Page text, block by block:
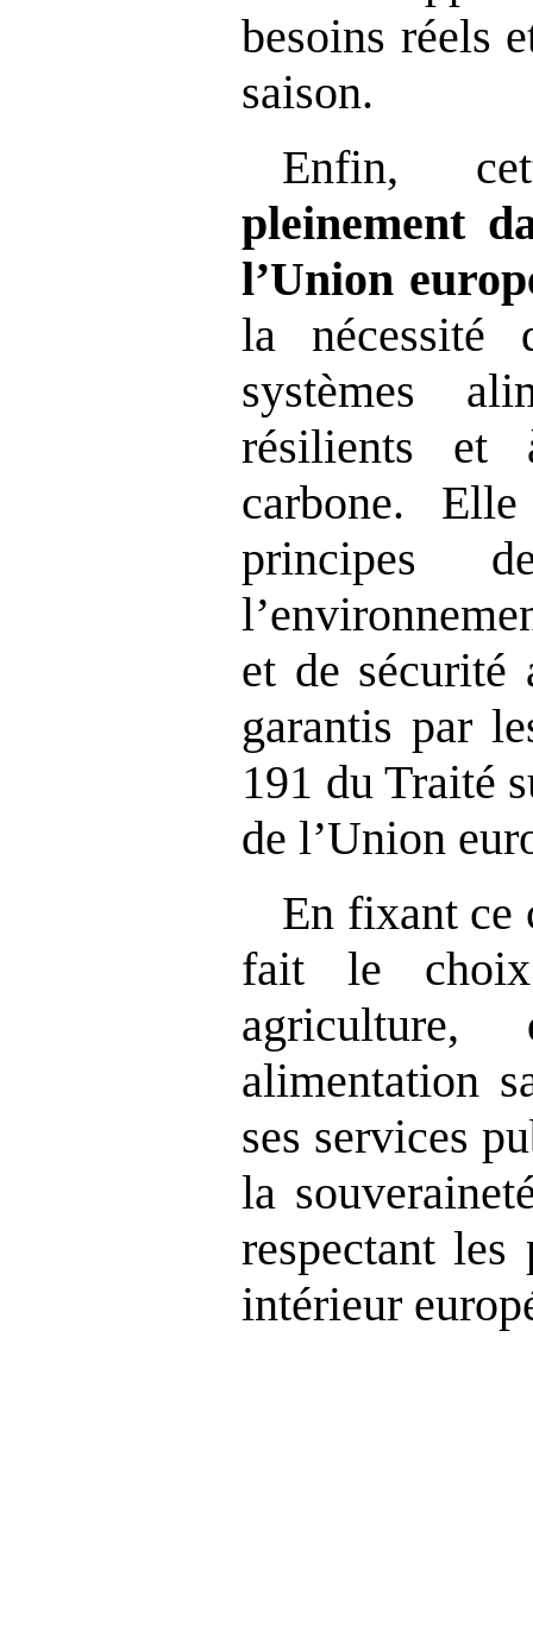
besoins réels
saison.
Enfin,
pleinement
l’Union
la nécessité
systèmes
résilients et
carbone.
principes
et de sécurité
garantis par
191 du Traité
de l’Union
En fixant ce
fait le
alimentation
ses services
la
respectant les
intérieur